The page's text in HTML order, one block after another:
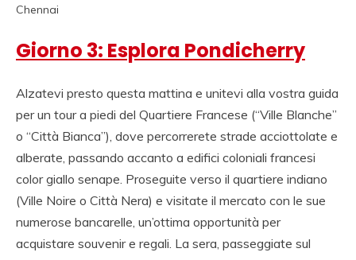
Chennai
Giorno 3: Esplora Pondicherry
Alzatevi presto questa mattina e unitevi alla vostra guida
per un tour a piedi del Quartiere Francese (“Ville Blanche”
o “Città Bianca”), dove percorrerete strade acciottolate e
alberate, passando accanto a edifici coloniali francesi
color giallo senape. Proseguite verso il quartiere indiano
(Ville Noire o Città Nera) e visitate il mercato con le sue
numerose bancarelle, un’ottima opportunità per
acquistare souvenir e regali. La sera, passeggiate sul